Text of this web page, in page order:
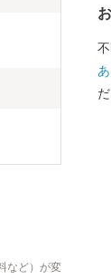
など）が変